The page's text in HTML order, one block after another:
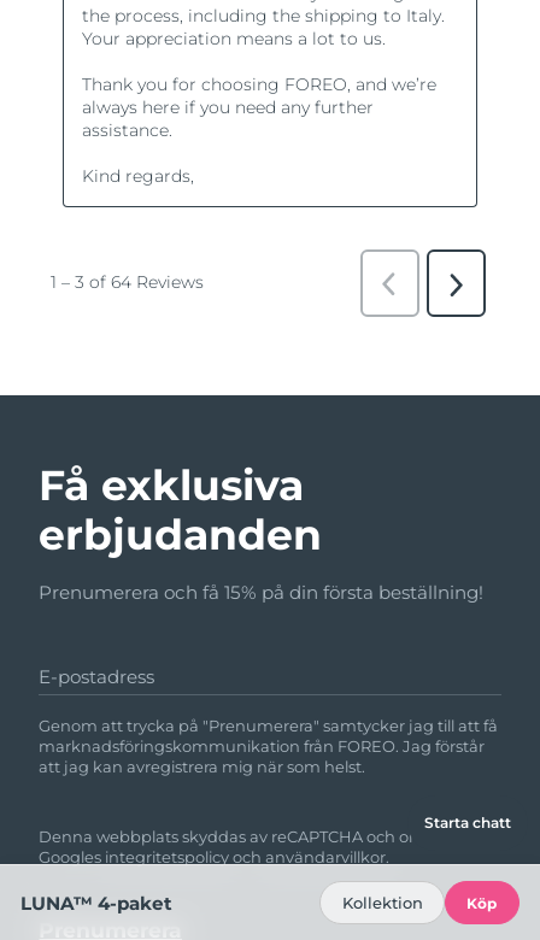
Få exklusiva
erbjudanden
Prenumerera och få 15% på din första beställning!
E-postadress
Genom att trycka på "Prenumerera" samtycker jag till att få
marknadsföringskommunikation från FOREO. Jag förstår
att jag kan avregistrera mig när som helst.
Denna webbplats skyddas av reCAPTCHA och omfattas av
Googles integritetspolicyoch användarvillkor.
Starta chatt
LUNA™ 4-paket Kollektion Köp